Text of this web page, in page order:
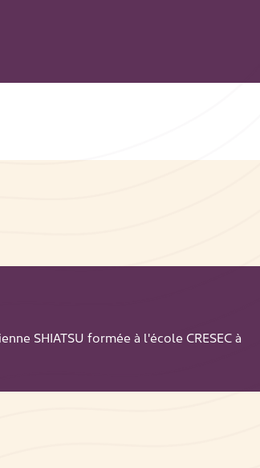
SHIATSU formée à l'école CRESEC à